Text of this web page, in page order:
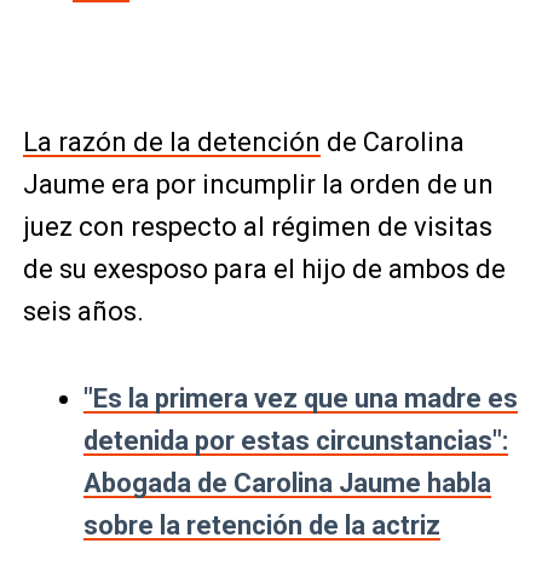
La razón de la detención de Carolina
Jaume era por incumplir la orden de un
juez con respecto al régimen de visitas
de su exesposo para el hijo de ambos de
seis años.
"Es la primera vez que una madre es
detenida por estas circunstancias":
Abogada de Carolina Jaume habla
sobre la retención de la actriz